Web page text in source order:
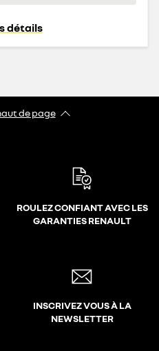
détails
de page​
ROULEZ CONFIANT AVEC LES
GARANTIES RENAULT
INSCRIVEZ VOUS À LA
NEWSLETTER